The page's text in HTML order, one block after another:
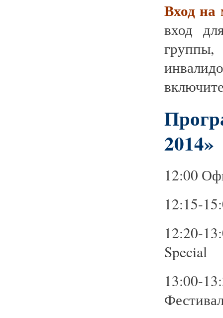
Вход на
вход
группы,
2014»
12:00
12:15-
12:20-
Special
13:00-